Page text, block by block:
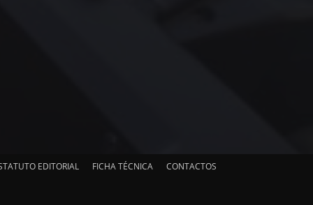
EDITORIAL FICHA TÉCNICA CONTACTOS